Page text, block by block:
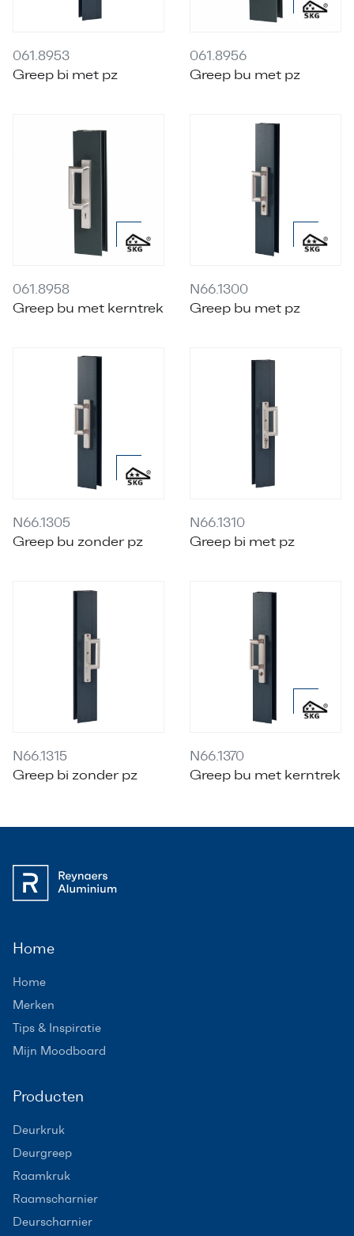
061.8953
Greep bi met pz
061.8956
Greep bu met pz
061.8958
Greep bu met kerntrek
N66.1300
Greep bu met pz
N66.1305
Greep bu zonder pz
N66.1310
Greep bi met pz
N66.1315
Greep bi zonder pz
N66.1370
Greep bu met kerntrek
Home
Home
Merken
Tips & Inspiratie
Mijn Moodboard
Producten
Deurkruk
Deurgreep
Raamkruk
Raamscharnier
Deurscharnier